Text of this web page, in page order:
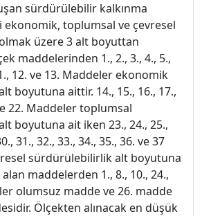
sürdürülebilir kalkınma
ekonomik, toplumsal ve çevresel
üzere 3 alt boyuttan
maddelerinden 1., 2., 3., 4., 5.,
12. ve 13. Maddeler ekonomik
boyutuna aittir. 14., 15., 16., 17.,
22. Maddeler toplumsal
boyutuna ait iken 23., 24., 25.,
31., 32., 33., 34., 35., 36. ve 37
sürdürülebilirlik alt boyutuna
maddelerden 1., 8., 10., 24.,
olumsuz madde ve 26. madde
Ölçekten alınacak en düşük